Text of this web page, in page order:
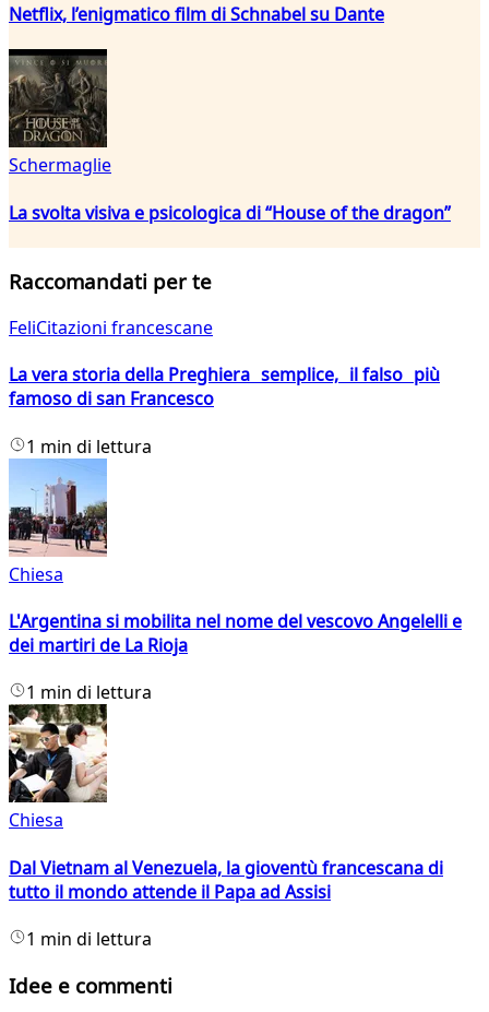
Netflix, l’enigmatico film di Schnabel su Dante
Schermaglie
La svolta visiva e psicologica di “House of the dragon”
Raccomandati per te
FeliCitazioni francescane
La vera storia della Preghiera semplice, il falso più
famoso di san Francesco
1 min di lettura
Chiesa
L'Argentina si mobilita nel nome del vescovo Angelelli e
dei martiri de La Rioja
1 min di lettura
Chiesa
Dal Vietnam al Venezuela, la gioventù francescana di
tutto il mondo attende il Papa ad Assisi
1 min di lettura
Idee e commenti